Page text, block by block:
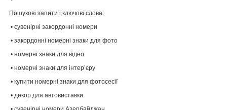
Пошукові запити і ключові слова:
• сувенірні закордонні номери
• закордонні номерні знаки для фото
• номерні знаки для відео
• номерні знаки для інтер’єру
• купити номерні знаки для фотосесії
• декор для автовиставки